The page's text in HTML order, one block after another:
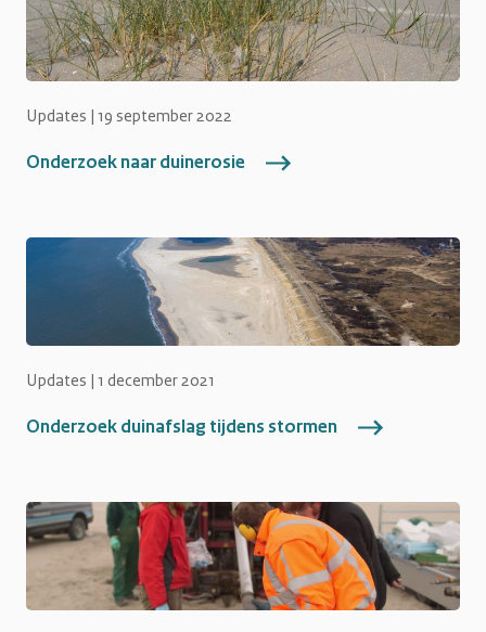
Updates | 19 september 2022
Onderzoek naar duinerosie
Updates | 1 december 2021
Onderzoek duinafslag tijdens stormen